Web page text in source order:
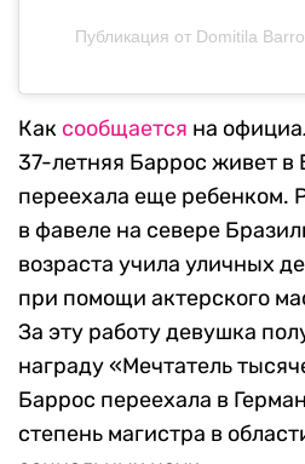
Публикация от Domitila
Как сообщается на
37-летняя Баррос живет в
переехала еще ребенком.
в фавеле на севере
возраста учила уличных
при помощи актерского
За эту работу девушка
награду «Мечтатель
Баррос переехала в
степень магистра в